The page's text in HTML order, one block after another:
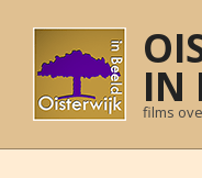
content
IN
films